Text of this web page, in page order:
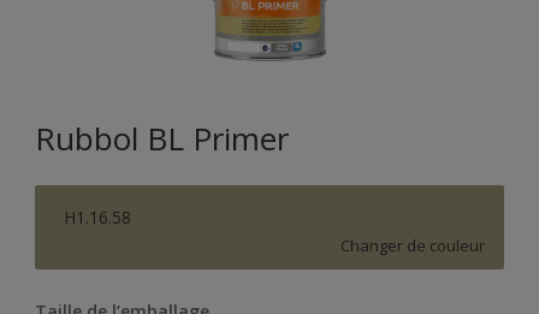
Rubbol BL Primer
H1.16.58
Changer de couleur